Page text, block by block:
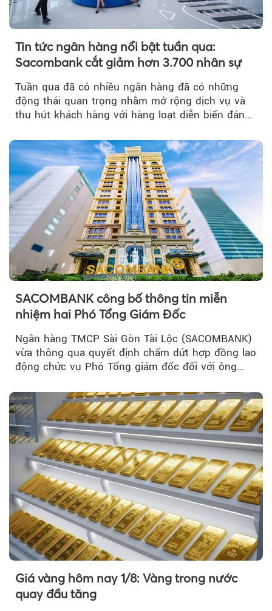
Tin tức ngân hàng nổi bật tuần qua:
Sacombank cắt giảm hơn 3.700 nhân sự
Tuần qua đã có nhiều ngân hàng đã có những
động thái quan trọng nhằm mở rộng dịch vụ và
thu hút khách hàng với hàng loạt diễn biến đáng
SACOMBANK công bố thông tin miễn
nhiệm hai Phó Tổng Giám Đốc
Ngân hàng TMCP Sài Gòn Tài Lộc (SACOMBANK)
vừa thông qua quyết định chấm dứt hợp đồng lao
động chức vụ Phó Tổng giám đốc đối với ông
Giá vàng hôm nay 1/8: Vàng trong nước
quay đầu tăng